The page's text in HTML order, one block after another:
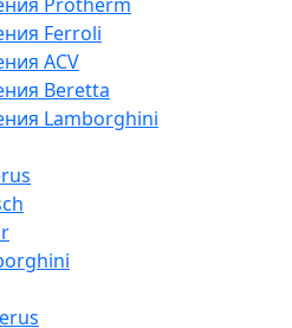
Protherm
Ferroli
ACV
Beretta
Lamborghini